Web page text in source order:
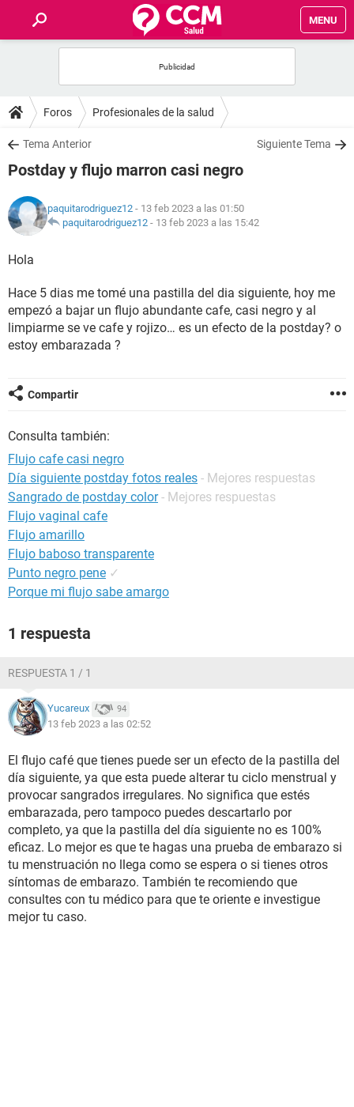
MENU
FOROS
SALUD
NUTRICIÓN
BIENESTAR
SEXUALIDAD
GLOSARIO
Foros Profesionales de la salud
Tema Anterior Siguiente Tema
Postday y flujo marron casi negro
paquitarodriguez12 - 13 feb 2023 a las 01:50
paquitarodriguez12 - 13 feb 2023 a las 15:42
Hola
Hace 5 dias me tomé una pastilla del dia siguiente, hoy me
empezó a bajar un flujo abundante cafe, casi negro y al
limpiarme se ve cafe y rojizo… es un efecto de la postday? o
estoy embarazada ?
Compartir
Consulta también:
Flujo cafe casi negro
Día siguiente postday fotos reales - Mejores respuestas
Sangrado de postday color - Mejores respuestas
Flujo vaginal cafe
Flujo amarillo
Flujo baboso transparente
Punto negro pene ✓
Porque mi flujo sabe amargo
1 respuesta
RESPUESTA 1 / 1
Yucareux 94
13 feb 2023 a las 02:52
El flujo café que tienes puede ser un efecto de la pastilla del
día siguiente, ya que esta puede alterar tu ciclo menstrual y
provocar sangrados irregulares. No significa que estés
embarazada, pero tampoco puedes descartarlo por
completo, ya que la pastilla del día siguiente no es 100%
eficaz. Lo mejor es que te hagas una prueba de embarazo si
tu menstruación no llega como se espera o si tienes otros
síntomas de embarazo. También te recomiendo que
consultes con tu médico para que te oriente e investigue
mejor tu caso.